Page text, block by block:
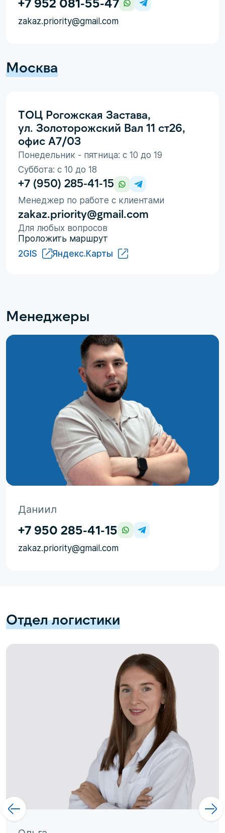
zakaz.priority@gmail.com
Москва
ТОЦ Рогожская Застава,
ул. Золоторожский Вал 11 ст26,
офис А7/03
Понедельник - пятница: с 10 до 19
Суббота: с 10 до 18
+7 (950) 285-41-15
Менеджер по работе с клиентами
zakaz.priority@gmail.com
Для любых вопросов
Проложить маршрут
2GIS
Яндекс.Карты
Менеджеры
Даниил
+7 950 285-41-15
zakaz.priority@gmail.com
Отдел логистики